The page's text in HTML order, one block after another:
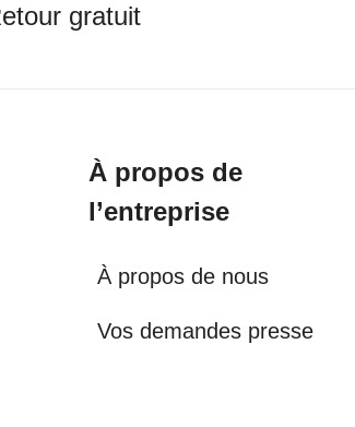
gratuit
À propos de
l’entreprise
À propos de nous
Vos demandes presse